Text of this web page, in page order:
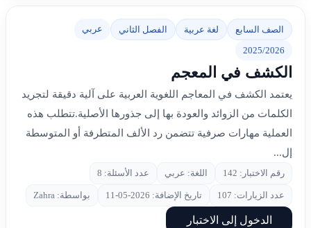
الصف السابع لغة عربية الفصل الثاني عربي
2025/2026
الكشف في المعجم
يعتمد الكشف في المعاجم اللغوية العربية على آلية دقيقة لتجريد
الكلمات من الزوائد والعودة بها إلى جذورها الأصلية.تتطلب هذه
العملية مهارات صرفية تتضمن رد الألف المتطرفة أو المتوسطة
إل...
رقم الاختبار: 142 اللغة: عربي عدد الأسئلة: 8
عدد الزيارات: 107 تاريخ الإضافة: 2026-05-11 بواسطة: Zahra
الدخول إلى الاختبار